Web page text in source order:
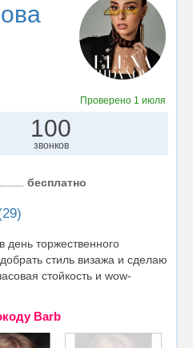
Проверено 1 июля
100
звонков
бесплатно
день торжественного
стиль визажа и сделаю
стойкость и wow-
Barb